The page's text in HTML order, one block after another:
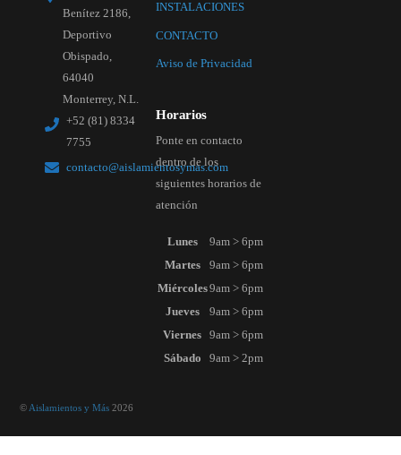
Benítez 2186,
Deportivo
Obispado,
64040
Monterrey, N.L.
+52 (81) 8334
7755
contacto@aislamientosymas.com
INSTALACIONES
CONTACTO
Aviso de Privacidad
Horarios
Ponte en contacto
dentro de los
siguientes horarios de
atención
Lunes
9am > 6pm
Martes
9am > 6pm
Miércoles9am > 6pm
Jueves
9am > 6pm
Viernes
9am > 6pm
Sábado
9am > 2pm
© Aislamientos y Más 2026